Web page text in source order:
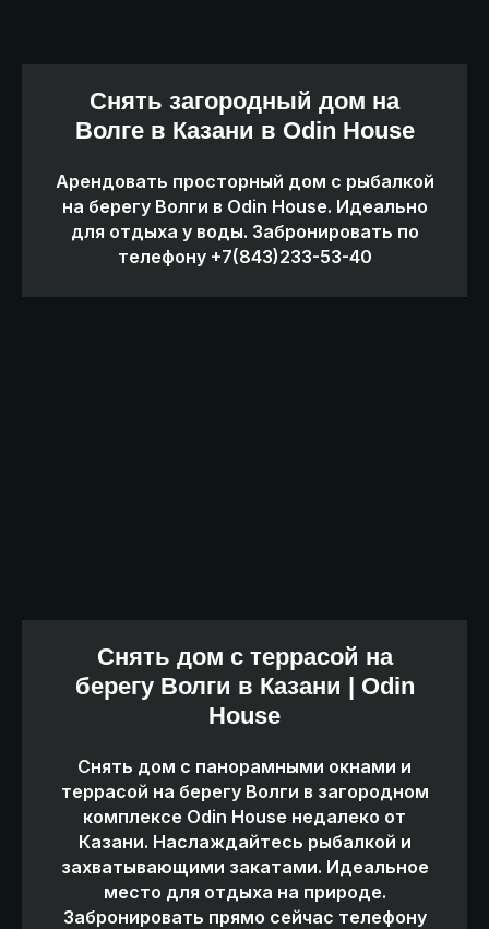
Снять загородный дом на
Волге в Казани в Odin House
Арендовать просторный дом с рыбалкой
на берегу Волги в Odin House. Идеально
для отдыха у воды. Забронировать по
телефону +7(843)233-53-40
Снять дом с террасой на
берегу Волги в Казани | Odin
House
Снять дом с панорамными окнами и
террасой на берегу Волги в загородном
комплексе Odin House недалеко от
Казани. Наслаждайтесь рыбалкой и
захватывающими закатами. Идеальное
место для отдыха на природе.
Забронировать прямо сейчас телефону